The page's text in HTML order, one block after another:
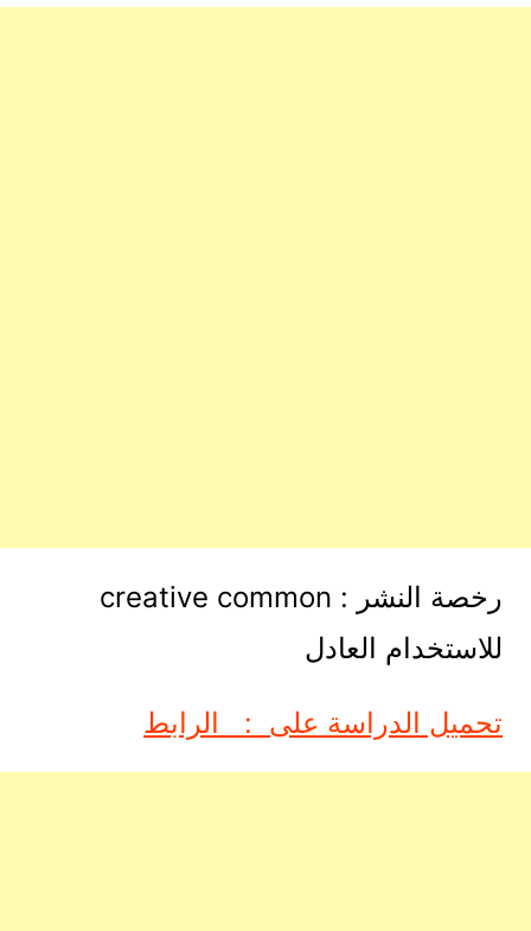
رخصة النشر : creative common
للاستخدام العادل
تحميل الدراسة على : الرابط